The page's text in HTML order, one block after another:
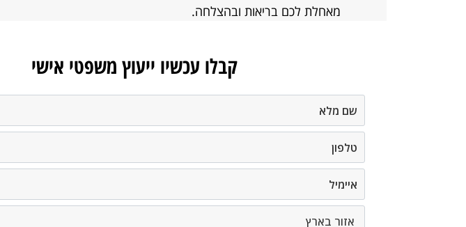
מאחלת לכם בריאות ובהצלחה.
קבלו עכשיו ייעוץ משפטי אישי